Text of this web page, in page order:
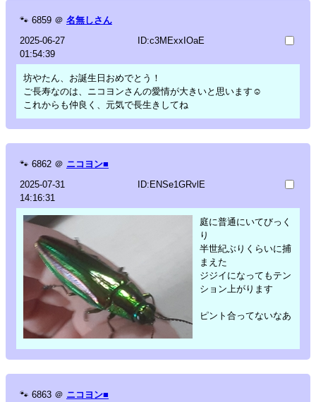
🐾 6859 ＠ 名無しさん
2025-06-27
01:54:39
ID:c3MExxIOaE
坊やたん、お誕生日おめでとう！
ご長寿なのは、ニコヨンさんの愛情が大きいと思います☺️
これからも仲良く、元気で長生きしてね
🐾 6862 ＠ ニコヨン■
2025-07-31
14:16:31
ID:ENSe1GRvlE
庭に普通にいてびっく
り
半世紀ぶりくらいに捕
まえた
ジジイになってもテン
ション上がります
ピント合ってないなあ
🐾 6863 ＠ ニコヨン■